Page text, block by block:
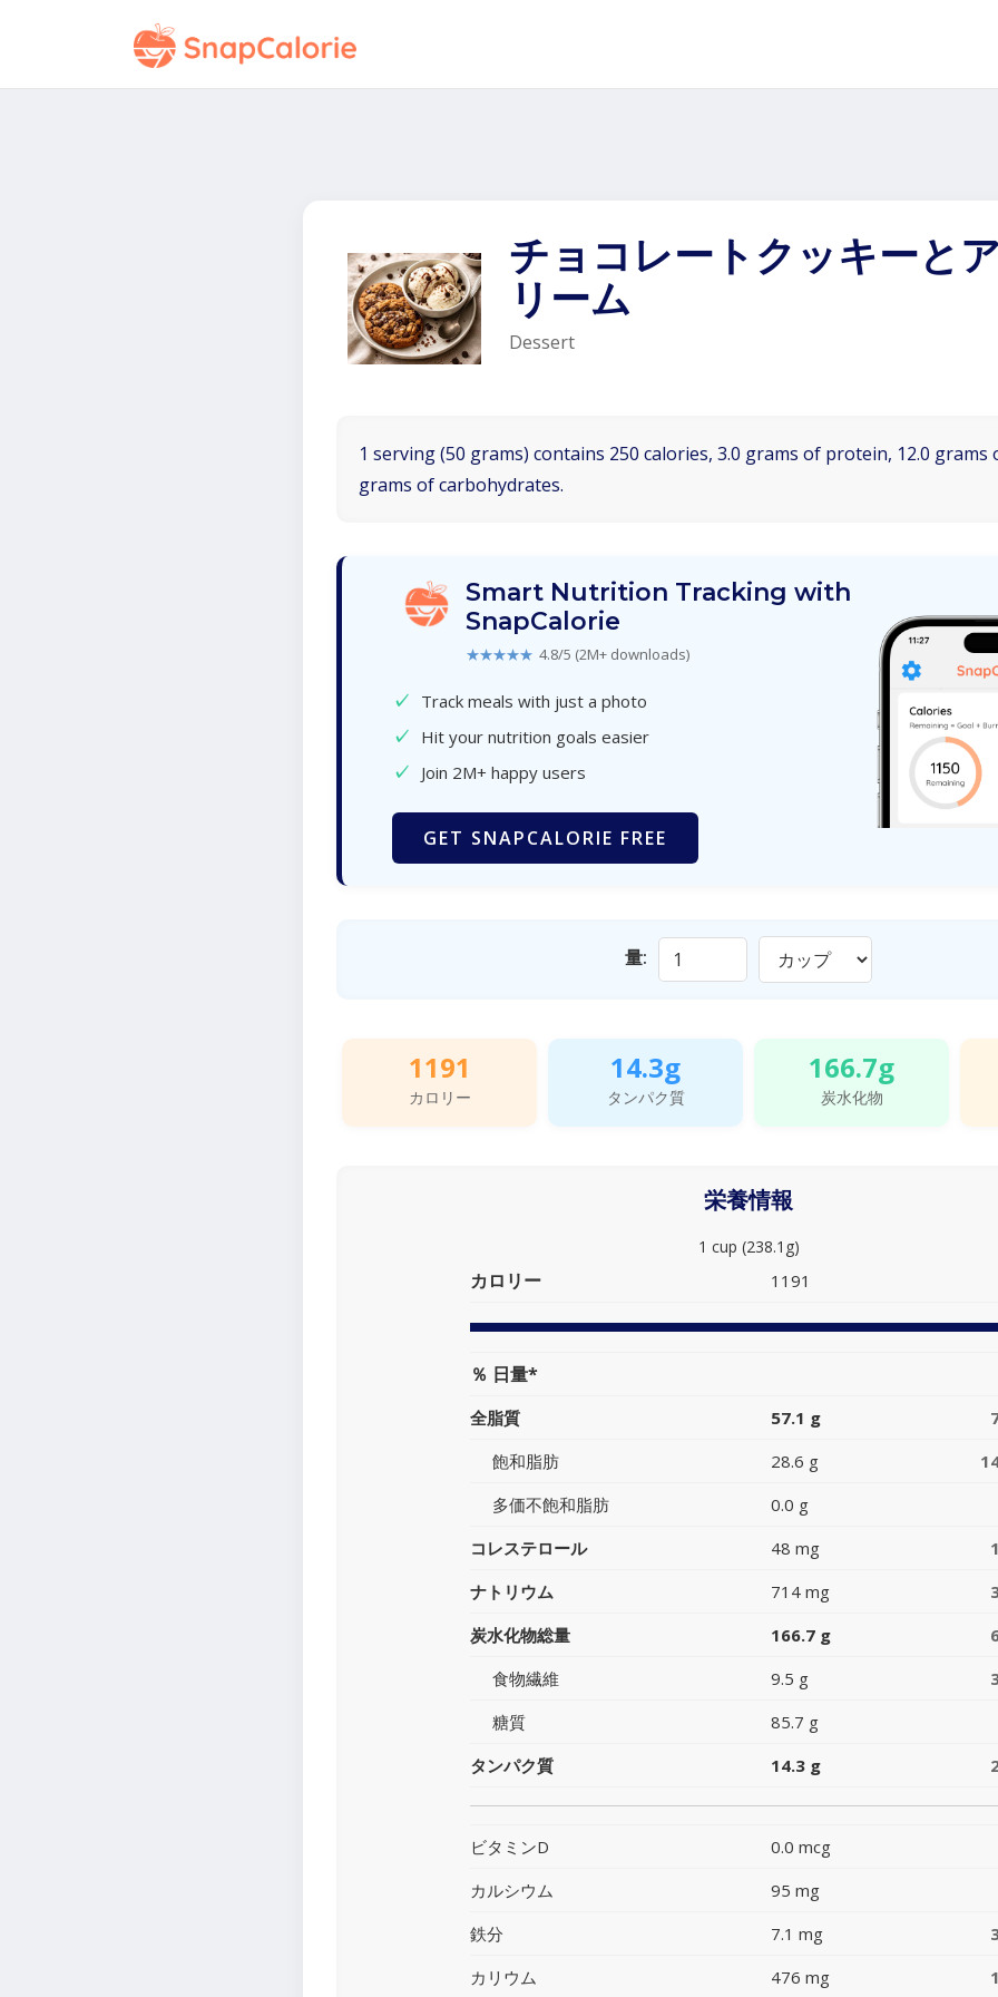
チョコレートクッキーと
リーム
Dessert
1 serving (50 grams) contains 250 calories, 3.0 grams of protein, 12.0 grams
grams of carbohydrates.
Smart Nutrition Tracking with
SnapCalorie
★★★★★ 4.8/5 (2M+ downloads)
✓ Track meals with just a photo
✓ Hit your nutrition goals easier
✓ Join 2M+ happy users
GET SNAPCALORIE FREE
量:
1191
カロリー
14.3g
タンパク質
166.7g
炭水化物
栄養情報
1 cup (238.1g)
カロリー 1191
％ 日量*
全脂質 57.1 g
飽和脂肪
28.6 g
多価不飽和脂肪
0.0 g
コレステロール
48 mg
ナトリウム
714 mg
炭水化物総量
166.7 g
食物繊維
9.5 g
糖質
85.7 g
タンパク質
14.3 g
ビタミンD
0.0 mcg
カルシウム
95 mg
鉄分
7.1 mg
カリウム
476 mg